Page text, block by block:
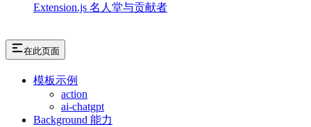
Extension.js 名人堂与贡献者
在此页面
模板示例
action
ai-chatgpt
Background 能力